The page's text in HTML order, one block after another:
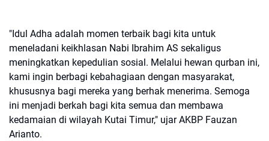
"Idul Adha adalah momen terbaik bagi kita untuk
meneladani keikhlasan Nabi Ibrahim AS sekaligus
meningkatkan kepedulian sosial. Melalui hewan qurban ini,
kami ingin berbagi kebahagiaan dengan masyarakat,
khususnya bagi mereka yang berhak menerima. Semoga
ini menjadi berkah bagi kita semua dan membawa
kedamaian di wilayah Kutai Timur," ujar AKBP Fauzan
Arianto.